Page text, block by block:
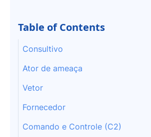
Table of Contents
Consultivo
Ator de ameaça
Vetor
Fornecedor
Comando e Controle (C2)